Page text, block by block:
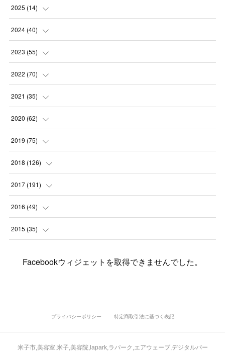
(1
2025 (14)
(10 )
(1
(1
(2
2024 (40)
(1
(1
(3
(2
(1)
(5)
(8)
2023 (55)
(2
(4
(3
(3
(8)
(6)
2022 (70)
(7
(11 )
(8
(1)
(3)
2021 (35)
(5
(7
(5)
(3)
(3)
2020 (62)
(6
(9)
(7)
(4
(6)
(1)
2019 (75)
(1)
(2)
(6
(7
(15)
(10)
2018 (126)
(6)
(12 )
(7
(8)
2017 (191)
(12 )
(11 )
(23)
2016 (49)
(2
(3)
2015 (35)
(3)
Facebookウィジェットを取得できませんでした。
プライバシーポリシー 特定商取引法に基づく表記
米子市,美容室,米子,美容院,lapark,ラパーク,エアウェーブ,デジタルパー